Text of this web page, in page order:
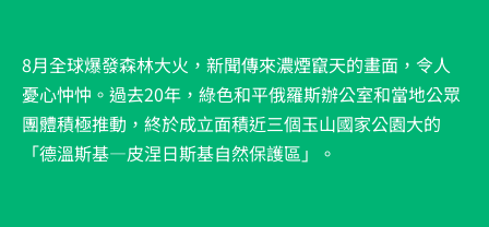
8月全球爆發森林大火，新聞傳來濃煙竄天的畫面，令人
憂心忡忡。過去20年，綠色和平俄羅斯辦公室和當地公眾
團體積極推動，終於成立面積近三個玉山國家公園大的
「德溫斯基—皮涅日斯基自然保護區」。